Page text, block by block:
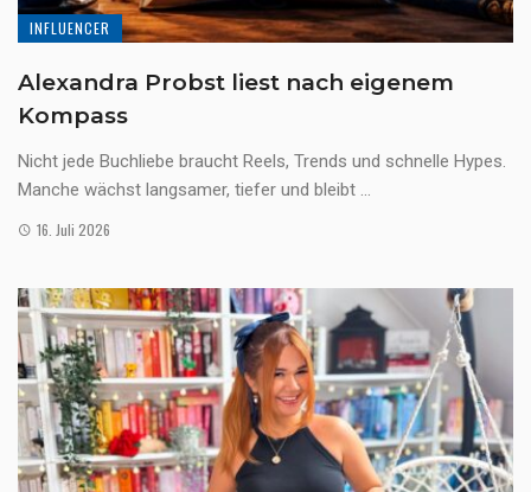
INFLUENCER
Alexandra Probst liest nach eigenem
Kompass
Nicht jede Buchliebe braucht Reels, Trends und schnelle Hypes.
Manche wächst langsamer, tiefer und bleibt ...
16. Juli 2026